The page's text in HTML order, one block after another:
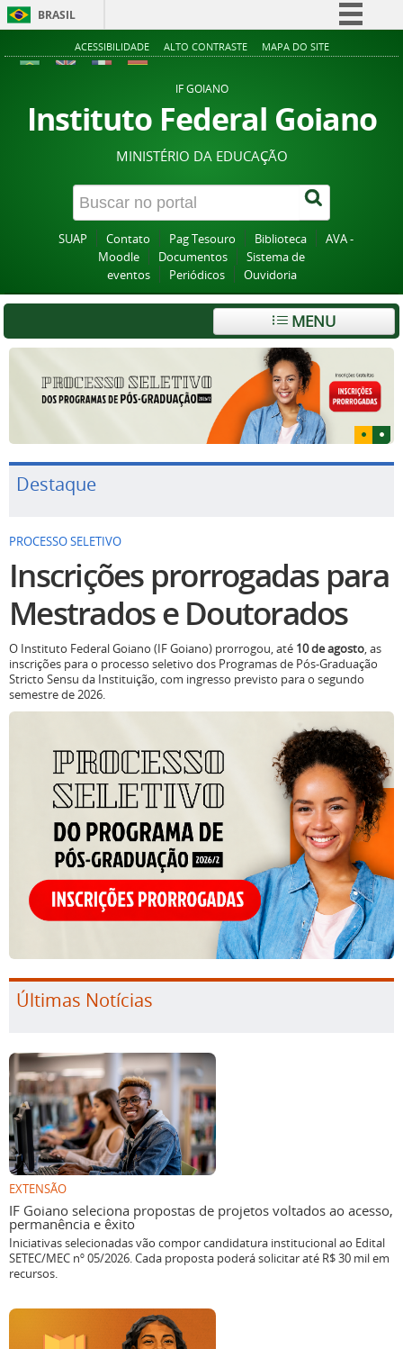
BRASIL
Simplifique!
Acesso à informação
Legislação
Canais
ACESSIBILIDADE ALTO CONTRASTE MAPA DO SITE
IF GOIANO
Instituto Federal Goiano
MINISTÉRIO DA EDUCAÇÃO
SUAP Contato Pag Tesouro Biblioteca
AVA -
Moodle
Documentos
Sistema de
eventos
Periódicos Ouvidoria
MENU
Destaque
PROCESSO SELETIVO
Inscrições prorrogadas para
Mestrados e Doutorados
O Instituto Federal Goiano (IF Goiano) prorrogou, até 10 de agosto, as
inscrições para o processo seletivo dos Programas de Pós-Graduação
Stricto Sensu da Instituição, com ingresso previsto para o segundo
semestre de 2026.
Últimas Notícias
EXTENSÃO
IF Goiano seleciona propostas de projetos voltados ao acesso,
permanência e êxito
Iniciativas selecionadas vão compor candidatura institucional ao Edital
SETEC/MEC nº 05/2026. Cada proposta poderá solicitar até R$ 30 mil em
recursos.